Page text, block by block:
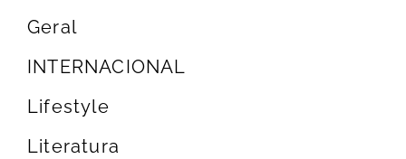
Geral
INTERNACIONAL
Lifestyle
Literatura